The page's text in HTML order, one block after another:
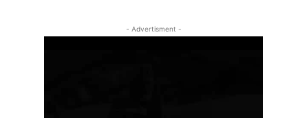
- Advertisment -